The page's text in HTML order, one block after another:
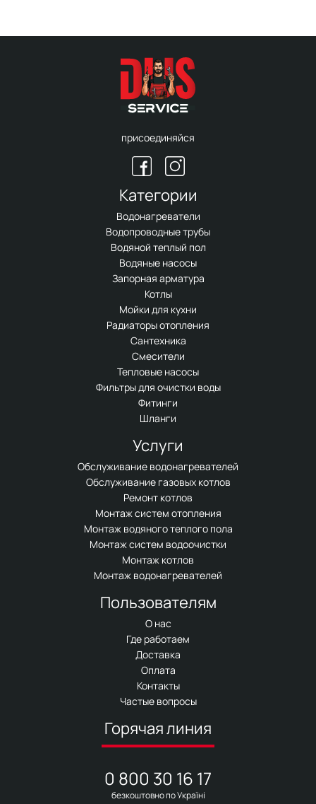
присоединяйся
Категории
Водонагреватели
Водопроводные трубы
Водяной теплый пол
Водяные насосы
Запорная арматура
Котлы
Мойки для кухни
Радиаторы отопления
Сантехника
Смесители
Тепловые насосы
Фильтры для очистки воды
Фитинги
Шланги
Услуги
Обслуживание водонагревателей
Обслуживание газовых котлов
Ремонт котлов
Монтаж систем отопления
Монтаж водяного теплого пола
Монтаж систем водоочистки
Монтаж котлов
Монтаж водонагревателей
Пользователям
О нас
Где работаем
Доставка
Оплата
Контакты
Частые вопросы
Горячая линия
0 800 30 16 17
безкоштовно по Україні